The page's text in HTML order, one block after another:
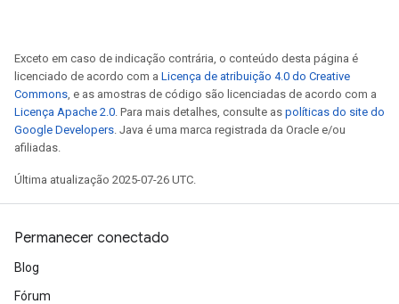
Exceto em caso de indicação contrária, o conteúdo desta página é
licenciado de acordo com a Licença de atribuição 4.0 do Creative
Commons, e as amostras de código são licenciadas de acordo com a
Licença Apache 2.0. Para mais detalhes, consulte as políticas do site do
Google Developers. Java é uma marca registrada da Oracle e/ou
afiliadas.
Última atualização 2025-07-26 UTC.
Permanecer conectado
Blog
Fórum